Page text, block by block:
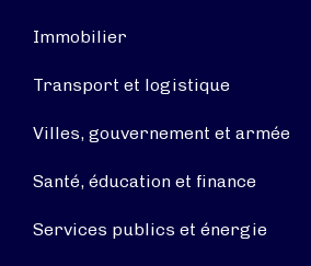
Immobilier
Transport et logistique
Villes, gouvernement et armée
Santé, éducation et finance
Services publics et énergie